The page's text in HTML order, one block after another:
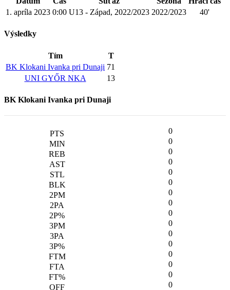
1. apríla 2023 0:00 U13 - Západ, 2022/2023 2022/2023 40'
Výsledky
Tím
T
BK Klokani Ivanka pri Dunaji 71
UNI GYŐR NKA
13
BK Klokani Ivanka pri Dunaji
0
0
0
0
0
0
0
0
0
0
0
0
0
0
0
0